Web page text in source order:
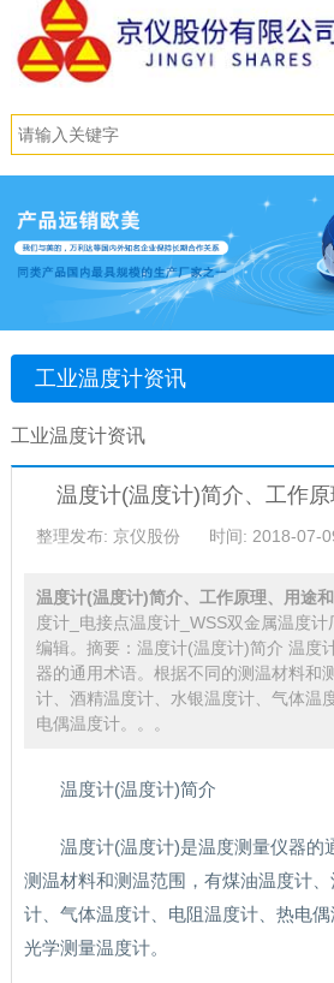
工业温度计资讯
工业温度计资讯
温度计(温度计)简介、工作
整理发布: 京仪股份 时间: 2018-07-
温度计(温度计)简介、工作原理、用途
度计_电接点温度计_WSS双金属温度
编辑。摘要：温度计(温度计)简介 温度
器的通用术语。根据不同的测温材料和
计、酒精温度计、水银温度计、气体温
电偶温度计。。。
温度计(温度计)简介
温度计(温度计)是温度测量仪器的
测温材料和测温范围，有煤油温度计
计、气体温度计、电阻温度计、热电
光学测量温度计。